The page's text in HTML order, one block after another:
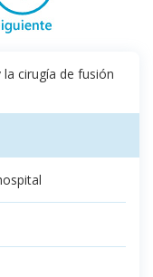
cirugía de fusión